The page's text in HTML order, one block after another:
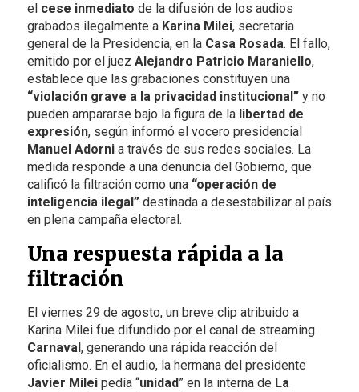
el cese inmediato de la difusión de los audios
grabados ilegalmente a Karina Milei, secretaria
general de la Presidencia, en la Casa Rosada. El fallo,
emitido por el juez Alejandro Patricio Maraniello,
establece que las grabaciones constituyen una
“violación grave a la privacidad institucional”y no
pueden ampararse bajo la figura de la libertad de
expresión, según informó el vocero presidencial
Manuel Adornia través de sus redes sociales. La
medida responde a una denuncia del Gobierno, que
calificó la filtración como una “operación de
inteligencia ilegal”destinada a desestabilizar al país
en plena campaña electoral.
Una respuesta rápida a la
filtración
El viernes 29 de agosto, un breve clip atribuido a
Karina Milei fue difundido por el canal de streaming
Carnaval , generando una rápida reacción del
oficialismo. En el audio, la hermana del presidente
Javier Mileipedía “unidad” en la interna de La